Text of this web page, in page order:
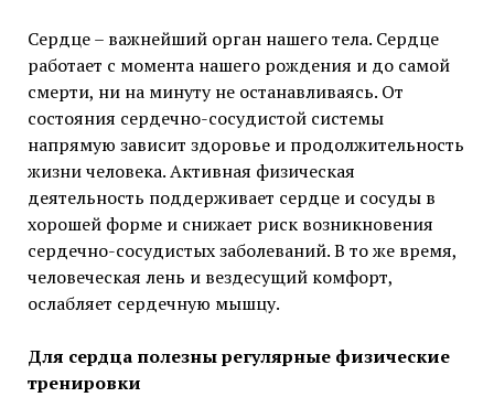
Сердце – важнейший орган нашего тела. Сердце
работает с момента нашего рождения и до самой
смерти, ни на минуту не останавливаясь. От
состояния сердечно-сосудистой системы
напрямую зависит здоровье и продолжительность
жизни человека. Активная физическая
деятельность поддерживает сердце и сосуды в
хорошей форме и снижает риск возникновения
сердечно-сосудистых заболеваний. В то же время,
человеческая лень и вездесущий комфорт,
ослабляет сердечную мышцу.
Для сердца полезны регулярные физические
тренировки